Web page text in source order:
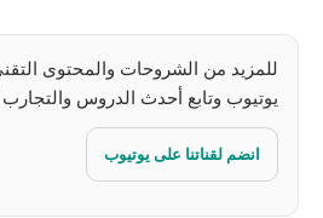
للمزيد من الشروحات والمحتوى
يوتيوب وتابع أحدث الدروس والتجارب
انضم لقناتنا على يوتيوب